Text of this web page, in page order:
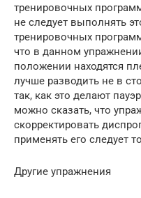
тренировочных
не следует выполнять
тренировочных
что в данном
положении находятся
лучше разводить не в
так, как это делают
можно сказать, что
скорректировать
применять его следует
Другие упражнения